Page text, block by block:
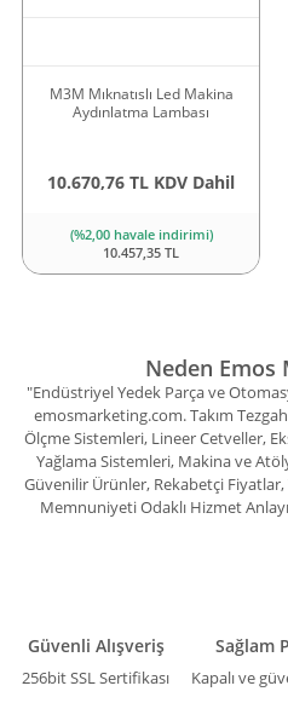
M3M Mıknatıslı Led Makina
Aydınlatma Lambası
10.670,76 TL KDV Dahil
(%2,00 havale indirimi)
10.457,35 TL
Neden Emos
"Endüstriyel Yedek Parça ve
emosmarketing.com. Takım
Ölçme Sistemleri, Lineer Cetveller,
Yağlama Sistemleri, Makina ve
Güvenilir Ürünler, Rekabetçi
Memnuniyeti Odaklı Hizmet
Güvenli Alışveriş
256bit SSL Sertifikası
Sağlam
Kapalı ve